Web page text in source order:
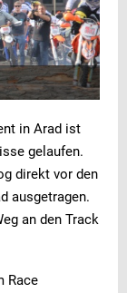
in Arad ist
gelaufen.
direkt vor den
ausgetragen.
an den Track
Race